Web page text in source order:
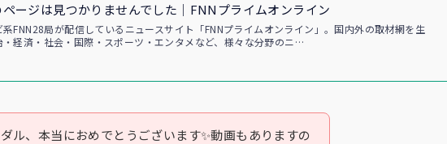
ページは見つかりませんでした｜FNNプライムオンライン
系FNN28局が配信しているニュースサイト「FNNプライムオンライン」。国内外の取材網を生
・経済・社会・国際・スポーツ・エンタメなど、様々な分野のニ…
ル、本当におめでとうございます✨動画もありますの